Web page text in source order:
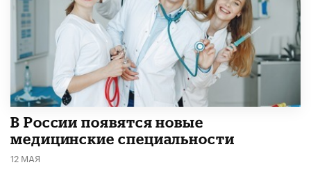
В России появятся новые
медицинские специальности
12 МАЯ